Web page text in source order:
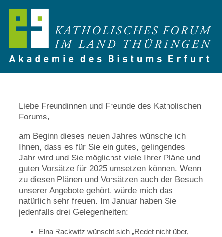
Liebe Freundinnen und Freunde des Katholischen
Forums,
am Beginn dieses neuen Jahres wünsche ich
Ihnen, dass es für Sie ein gutes, gelingendes
Jahr wird und Sie möglichst viele Ihrer Pläne und
guten Vorsätze für 2025 umsetzen können. Wenn
zu diesen Plänen und Vorsätzen auch der Besuch
unserer Angebote gehört, würde mich das
natürlich sehr freuen. Im Januar haben Sie
jedenfalls drei Gelegenheiten:
Elna Rackwitz wünscht sich „Redet nicht über,